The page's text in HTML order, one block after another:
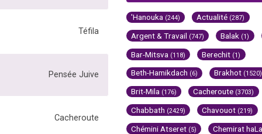
Téfila
Pensée Juive
Cacheroute
'Hanouka (244) Actualité (287)
Argent & Travail (747) Balak (1)
Bar-Mitsva (118) Berechit (1)
Beth-Hamikdach (6) Brakhot (1520)
Brit-Mila (176) Cacheroute (3703)
Chabbath (2429) Chavouot (219)
Chémini Atseret (5) Chemirat